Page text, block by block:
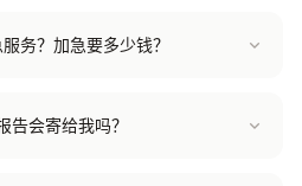
务？加急要多少钱？
告会寄给我吗？